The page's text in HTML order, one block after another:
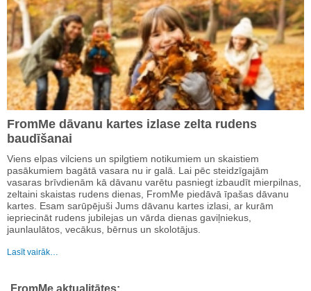
FromMe dāvanu kartes izlase zelta rudens
baudīšanai
Viens elpas vilciens un spilgtiem notikumiem un skaistiem
pasākumiem bagātā vasara nu ir galā. Lai pēc steidzīgajām
vasaras brīvdienām kā dāvanu varētu pasniegt izbaudīt mierpilnas,
zeltaini skaistas rudens dienas, FromMe piedāvā īpašas dāvanu
kartes. Esam sarūpējuši Jums dāvanu kartes izlasi, ar kurām
iepriecināt rudens jubilejas un vārda dienas gaviļniekus,
jaunlaulātos, vecākus, bērnus un skolotājus.
Lasīt vairāk…
FromMe aktualitātes: